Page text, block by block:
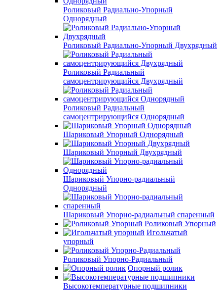
Роликовый Радиально-Упорный
Однорядный
Роликовый Радиально-Упорный Двухрядный
Роликовый Радиальный
самоцентрирующийся Двухрядный
Роликовый Радиальный
самоцентрирующийся Однорядный
Шариковый Упорный Однорядный
Шариковый Упорный Двухрядный
Шариковый Упорно-радиальный
Однорядный
Шариковый Упорно-радиальный спаренный
Роликовый Упорный
Игольчатый
упорный
Роликовый Упорно-Радиальный
Опорный ролик
Высокотемпературные подшипники